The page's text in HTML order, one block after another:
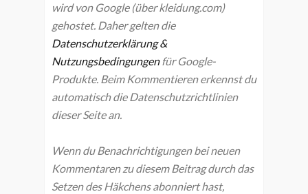
wird von Google (über kleidung.com)
gehostet. Daher gelten die
Datenschutzerklärung &
Nutzungsbedingungenfür Google-
Produkte. Beim Kommentieren erkennst du
automatisch die Datenschutzrichtlinien
dieser Seite an.
Wenn du Benachrichtigungen bei neuen
Kommentaren zu diesem Beitrag durch das
Setzen des Häkchens abonniert hast,